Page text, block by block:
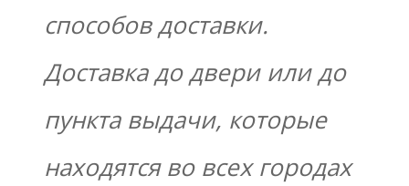
способов доставки.
Доставка до двери или до
пункта выдачи, которые
находятся во всех городах